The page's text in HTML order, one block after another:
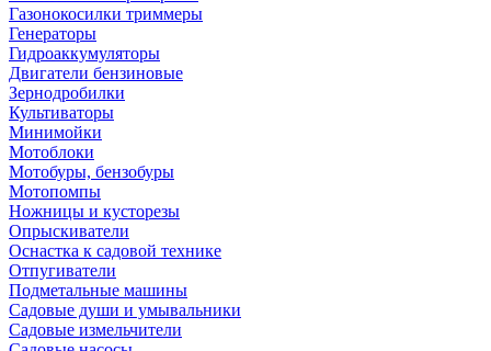
Газонокосилки триммеры
Генераторы
Гидроаккумуляторы
Двигатели бензиновые
Зернодробилки
Культиваторы
Минимойки
Мотоблоки
Мотобуры, бензобуры
Мотопомпы
Ножницы и кусторезы
Опрыскиватели
Оснастка к садовой технике
Отпугиватели
Подметальные машины
Садовые души и умывальники
Садовые измельчители